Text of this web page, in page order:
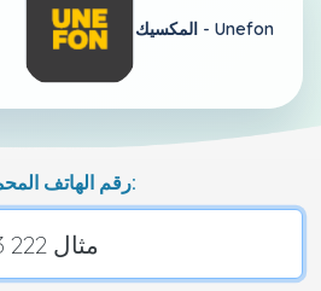
المكسيك - Unefon
رقم الهاتف المحمول الذي تريد إعادة شحنه: